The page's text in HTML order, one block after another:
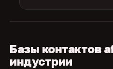
Базы контактов
индустрии